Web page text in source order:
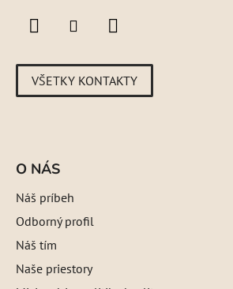
VŠETKY KONTAKTY
O NÁS
Náš príbeh
Odborný profil
Náš tím
Naše priestory